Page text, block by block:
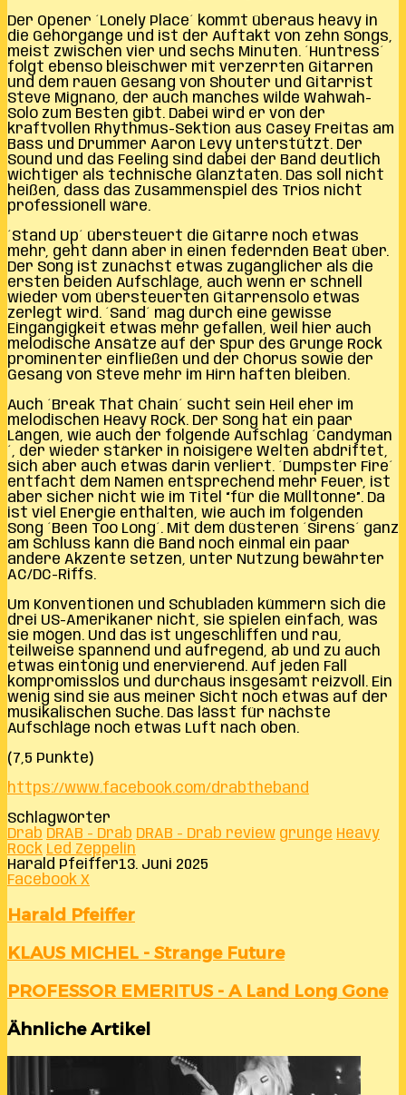
Der Opener ´Lonely Place´ kommt überaus heavy in
die Gehörgänge und ist der Auftakt von zehn Songs,
meist zwischen vier und sechs Minuten. ´Huntress´
folgt ebenso bleischwer mit verzerrten Gitarren
und dem rauen Gesang von Shouter und Gitarrist
Steve Mignano, der auch manches wilde Wahwah-
Solo zum Besten gibt. Dabei wird er von der
kraftvollen Rhythmus-Sektion aus Casey Freitas am
Bass und Drummer Aaron Levy unterstützt. Der
Sound und das Feeling sind dabei der Band deutlich
wichtiger als technische Glanztaten. Das soll nicht
heißen, dass das Zusammenspiel des Trios nicht
professionell wäre.
´Stand Up´ übersteuert die Gitarre noch etwas
mehr, geht dann aber in einen federnden Beat über.
Der Song ist zunächst etwas zugänglicher als die
ersten beiden Aufschläge, auch wenn er schnell
wieder vom übersteuerten Gitarrensolo etwas
zerlegt wird. ´Sand´ mag durch eine gewisse
Eingängigkeit etwas mehr gefallen, weil hier auch
melodische Ansätze auf der Spur des Grunge Rock
prominenter einfließen und der Chorus sowie der
Gesang von Steve mehr im Hirn haften bleiben.
Auch ´Break That Chain´ sucht sein Heil eher im
melodischen Heavy Rock. Der Song hat ein paar
Längen, wie auch der folgende Aufschlag ´Candyman
´, der wieder stärker in noisigere Welten abdriftet,
sich aber auch etwas darin verliert. ´Dumpster Fire´
entfacht dem Namen entsprechend mehr Feuer, ist
aber sicher nicht wie im Titel “für die Mülltonne”. Da
ist viel Energie enthalten, wie auch im folgenden
Song ´Been Too Long´. Mit dem düsteren ´Sirens´ ganz
am Schluss kann die Band noch einmal ein paar
andere Akzente setzen, unter Nutzung bewährter
AC/DC-Riffs.
Um Konventionen und Schubladen kümmern sich die
drei US-Amerikaner nicht, sie spielen einfach, was
sie mögen. Und das ist ungeschliffen und rau,
teilweise spannend und aufregend, ab und zu auch
etwas eintönig und enervierend. Auf jeden Fall
kompromisslos und durchaus insgesamt reizvoll. Ein
wenig sind sie aus meiner Sicht noch etwas auf der
musikalischen Suche. Das lässt für nächste
Aufschläge noch etwas Luft nach oben.
(7,5 Punkte)
https://www.facebook.com/drabtheband
Schlagwörter
Drab DRAB - Drab DRAB - Drab review grunge Heavy
Rock Led Zeppelin
Harald Pfeiffer13. Juni 2025
Facebook X
E-
Mail
Harald Pfeiffer
KLAUS
MICHEL
Strange
KLAUS MICHEL - Strange Future
PROFESSOR
EMERITUS
-
A
PROFESSOR EMERITUS - A Land Long Gone
Ähnliche Artikel